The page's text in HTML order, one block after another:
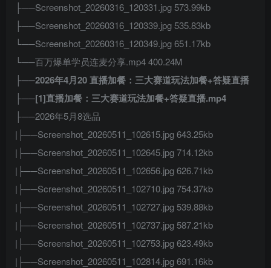
├──Screenshot_20260316_120331.jpg 573.99kb
├──Screenshot_20260316_120339.jpg 535.83kb
└──Screenshot_20260316_120349.jpg 651.17kb
└──百万爆单学员连麦分享.mp4 400.24M
├──2026年4月20 直播加餐：三大赛道玩法加餐+答疑直播
├──[1]直播加餐：三大赛道玩法加餐+答疑直播.mp4
├──2026年5月8选品
|├──Screenshot_20260511_102615.jpg 643.25kb
|├──Screenshot_20260511_102645.jpg 714.12kb
|├──Screenshot_20260511_102656.jpg 626.71kb
|├──Screenshot_20260511_102710.jpg 754.37kb
|├──Screenshot_20260511_102727.jpg 539.88kb
|├──Screenshot_20260511_102737.jpg 587.21kb
|├──Screenshot_20260511_102753.jpg 623.49kb
|├──Screenshot_20260511_102814.jpg 691.16kb